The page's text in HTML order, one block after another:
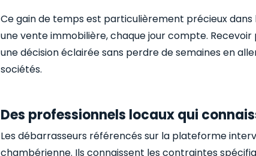
Ce gain de temps est particulièrement précieux
une vente immobilière, chaque jour compte.
une décision éclairée sans perdre de semaines en
sociétés.
Des professionnels locaux qui
Les débarrasseurs référencés sur la plateforme
chambérienne. Ils connaissent les contraintes